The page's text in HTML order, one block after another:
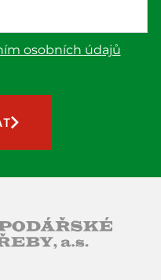
osobních údajů